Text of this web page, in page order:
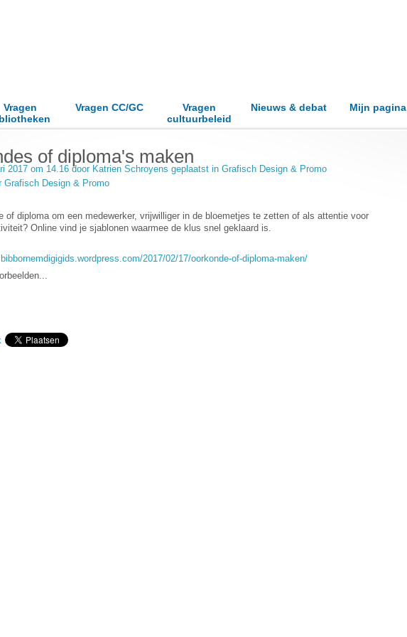
Vragen
Vragen CC/GC
Vragen
cultuurbeleid
Nieuws & debat Mijn pagina
of diploma's maken
2017 om 14.16 door Katrien Schroyens geplaatst in Grafisch Design & Promo
Grafisch Design & Promo
of diploma om een medewerker, vrijwilliger in de bloemetjes te zetten of als attentie voor
Online vind je sjablonen waarmee de klus snel geklaard is.
bibbornemdigigids.wordpress.com/2017/02/17/oorkonde-of-diploma-maken/